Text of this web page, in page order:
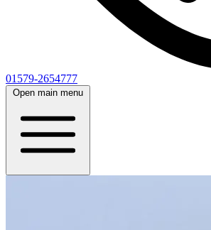
01579-2654777
Open main menu